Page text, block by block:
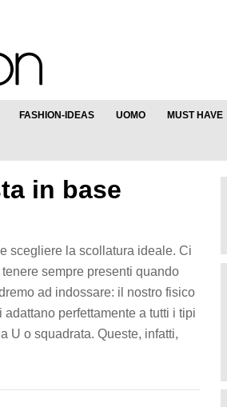
FASHION-IDEAS UOMO MUST HAVE
in base
scegliere la scollatura ideale. Ci
sempre presenti quando
ad indossare: il nostro fisico
adattano perfettamente a tutti i tipi
U o squadrata. Queste, infatti,